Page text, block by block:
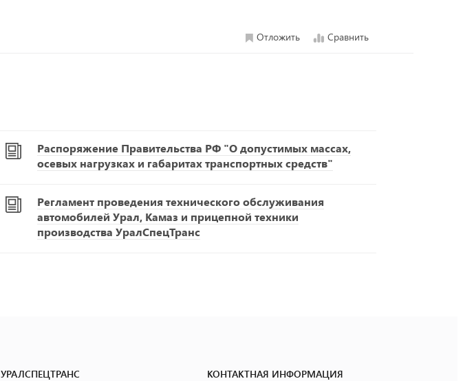
Отложить Сравнить
Распоряжение Правительства РФ "О допустимых массах,
осевых нагрузках и габаритах транспортных средств"
Регламент проведения технического обслуживания
автомобилей Урал, Камаз и прицепной техники
производства УралСпецТранс
УРАЛСПЕЦТРАНС
КОНТАКТНАЯ ИНФОРМАЦИЯ